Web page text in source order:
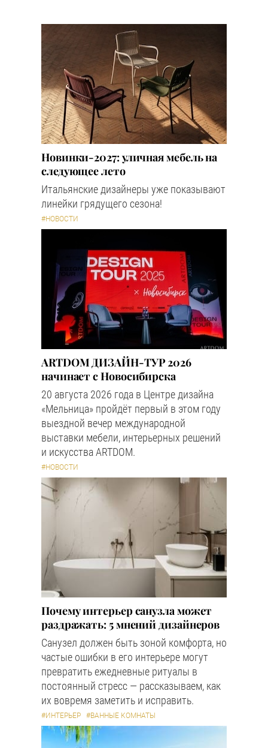
Новинки-2027: уличная мебель на
следующее лето
Итальянские дизайнеры уже показывают
линейки грядущего сезона!
#НОВОСТИ
ARTDOM ДИЗАЙН-ТУР 2026
начинает с Новосибирска
20 августа 2026 года в Центре дизайна
«Мельница» пройдёт первый в этом году
выездной вечер международной
выставки мебели, интерьерных решений
и искусства ARTDOM.
#НОВОСТИ
Почему интерьер санузла может
раздражать: 5 мнений дизайнеров
Санузел должен быть зоной комфорта, но
частые ошибки в его интерьере могут
превратить ежедневные ритуалы в
постоянный стресс — рассказываем, как
их вовремя заметить и исправить.
#ИНТЕРЬЕР #ВАННЫЕ КОМНАТЫ